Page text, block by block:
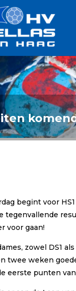
begint voor
tegenvallende
voor gaan!
zowel DS1
twee weken
eerste punten